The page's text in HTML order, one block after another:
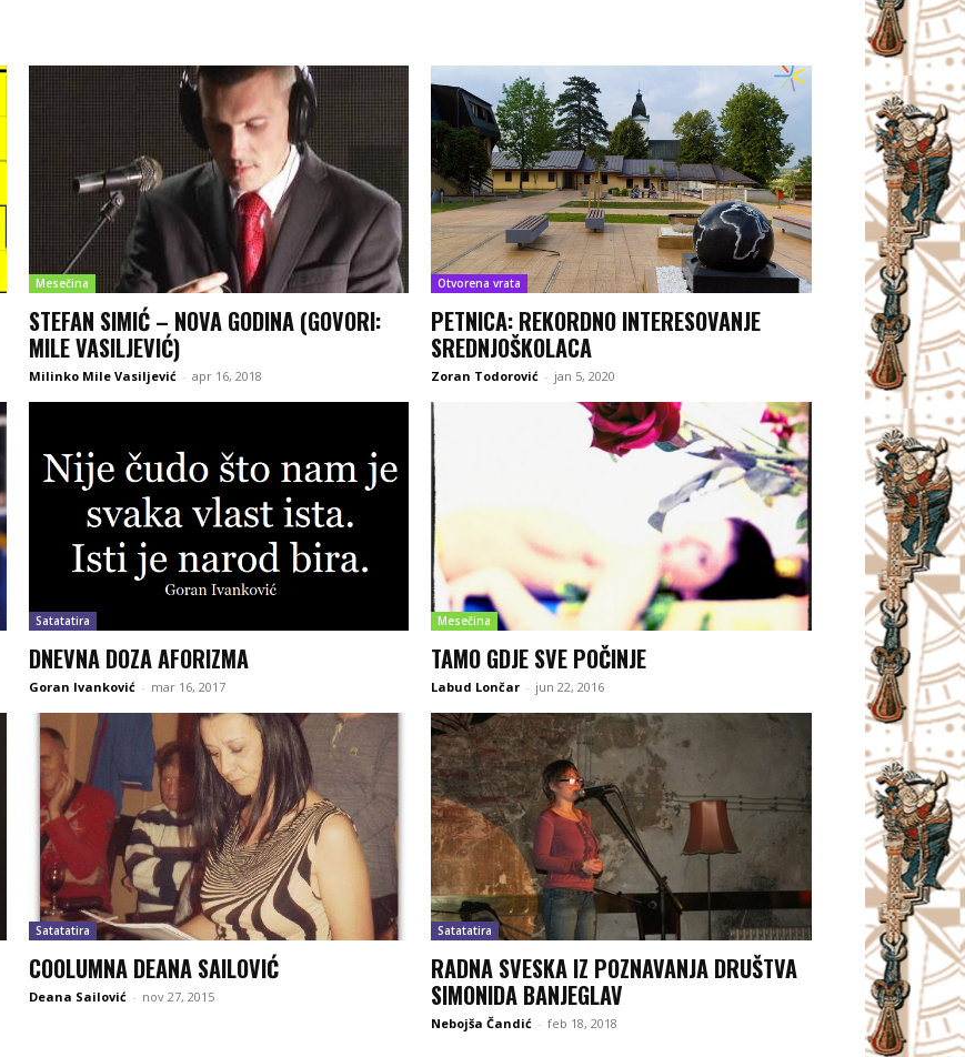
Mesečina
STEFAN SIMIĆ – NOVA GODINA (GOVORI:
MILE VASILJEVIĆ)
Milinko Mile Vasiljević - apr 16, 2018
Otvorena vrata
PETNICA: REKORDNO INTERESOVANJE
SREDNJOŠKOLACA
Zoran Todorović - jan 5, 2020
Satatatira
DNEVNA DOZA AFORIZMA
Goran Ivanković - mar 16, 2017
Mesečina
TAMO GDJE SVE POČINJE
Labud Lončar - jun 22, 2016
Satatatira
COOLUMNA DEANA SAILOVIĆ
Deana Sailović - nov 27, 2015
Satatatira
RADNA SVESKA IZ POZNAVANJA DRUŠTVA
SIMONIDA BANJEGLAV
Nebojša Čandić - feb 18, 2018